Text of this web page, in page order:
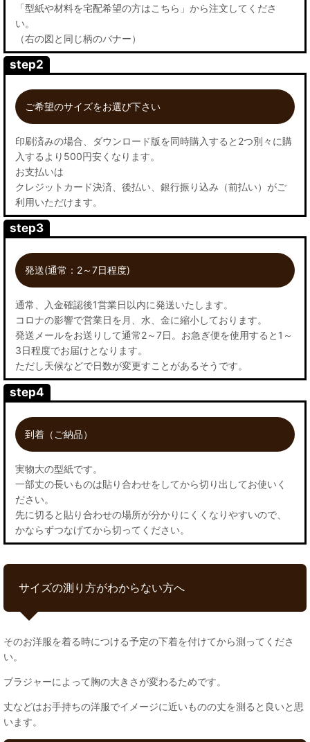
「型紙や材料を宅配希望の方はこちら」から注文してくださ
い。
（右の図と同じ柄のバナー）
step2
ご希望のサイズをお選び下さい
印刷済みの場合、ダウンロード版を同時購入すると2つ別々に購
入するより500円安くなります。
お支払いは
クレジットカード決済、後払い、銀行振り込み（前払い）がご
利用いただけます。
step3
発送(通常：2～7日程度)
通常、入金確認後1営業日以内に発送いたします。
コロナの影響で営業日を月、水、金に縮小しております。
発送メールをお送りして通常2～7日。お急ぎ便を使用すると1～
3日程度でお届けとなります。
ただし天候などで日数が変更すことがあるそうです。
step4
到着（ご納品）
実物大の型紙です。
一部丈の長いものは貼り合わせをしてから切り出してお使いく
ださい。
先に切ると貼り合わせの場所が分かりにくくなりやすいので、
かならずつなげてから切ってください。
サイズの測り方がわからない方へ
そのお洋服を着る時につける予定の下着を付けてから測ってくださ
い。
ブラジャーによって胸の大きさが変わるためです。
丈などはお手持ちの洋服でイメージに近いものの丈を測ると良いと思
います。